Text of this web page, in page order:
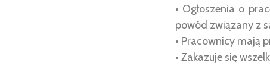
• Ogłoszenia o
powód związany z
• Pracownicy mają
• Zakazuje się